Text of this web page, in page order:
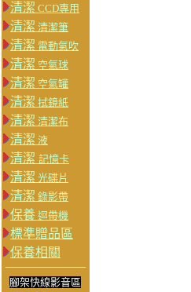
清潔 CCD專用
清潔 清潔筆
清潔 電動氣吹
清潔 空氣球
清潔 空氣罐
清潔 拭鏡紙
清潔 清潔布
清潔 液
清潔 記憶卡
清潔 光碟片
清潔 錄影帶
保養 迴帶機
標準贈品區
保養相關
腳架快線影音區